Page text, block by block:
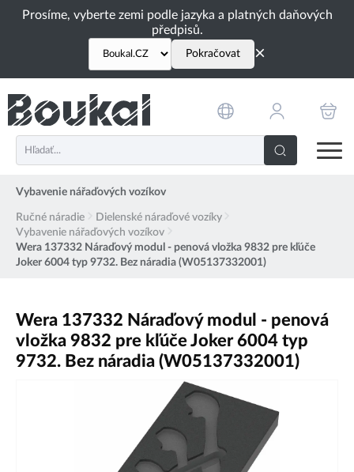
Prosíme, vyberte zemi podle jazyka a platných daňových
předpisů.
Pokračovat ×
Vybavenie nářaďových vozíkov
Ručné náradie
Dielenské náraďové vozíky
Vybavenie nářaďových vozíkov
Wera 137332 Náraďový modul - penová vložka 9832 pre kľúče
Joker 6004 typ 9732. Bez náradia (W05137332001)
Wera 137332 Náraďový modul - penová
vložka 9832 pre kľúče Joker 6004 typ
9732. Bez náradia (W05137332001)